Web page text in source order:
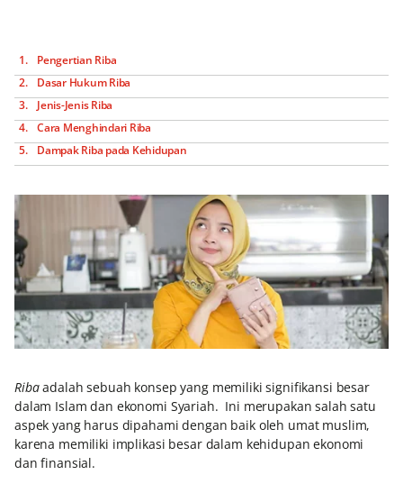
Pengertian Riba
Dasar Hukum Riba
Jenis-Jenis Riba
Cara Menghindari Riba
Dampak Riba pada Kehidupan
Ribaadalah sebuah konsep yang memiliki signifikansi besar
dalam Islam dan ekonomi Syariah. Ini merupakan salah satu
aspek yang harus dipahami dengan baik oleh umat muslim,
karena memiliki implikasi besar dalam kehidupan ekonomi
dan finansial.